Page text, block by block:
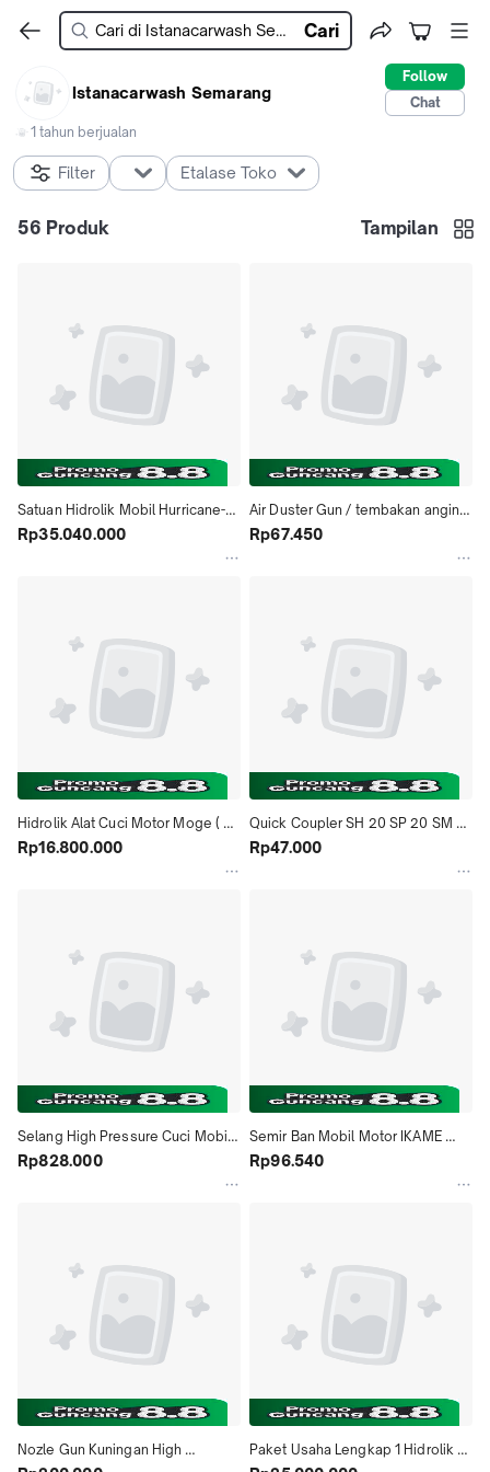
Cari
Istanacarwash Semarang
Follow
Chat
1 tahun berjualan
Filter Etalase Toko
56 Produk Tampilan
Satuan Hidrolik Mobil Hurricane-H
IKAME 4 Ton - Single Post Meja H-
Rp35.040.000
Hidrolik Alat Cuci Motor Moge (
THOR 24 IKAME )
Rp16.800.000
Selang High Pressure Cuci Mobil
Motor 1/2 Inch 10 Meter Serat
Kawat Baja Jet Cleaner VMP CNP
Rp828.000
Nozle Gun Kuningan High
Air Duster Gun / tembakan angin /
semprotan angin
Rp67.450
Quick Coupler SH 20 SP 20 SM
40 PF 20 SF 20 PH 20 -
Rp47.000
Semir Ban Mobil Motor IKAME
Premium 500ml & 1 Liter -
Konsentrat Super Kental Setara 1-
Rp96.540
Paket Usaha Lengkap 1 Hidrolik